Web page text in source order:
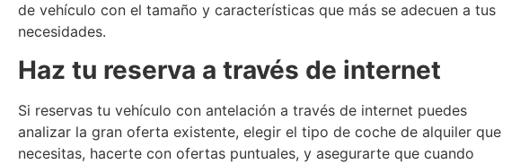
de vehículo con el tamaño y características que más se adecuen a tus
necesidades.
Haz tu reserva a través de internet
Si reservas tu vehículo con antelación a través de internet puedes
analizar la gran oferta existente, elegir el tipo de coche de alquiler que
necesitas, hacerte con ofertas puntuales, y asegurarte que cuando